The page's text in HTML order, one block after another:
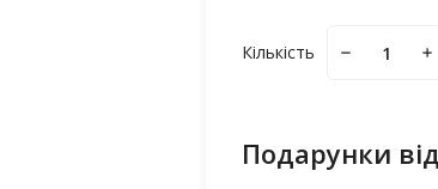
Кількість
Подарунки